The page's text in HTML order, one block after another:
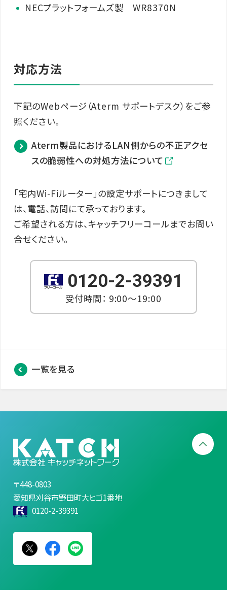
NECプラットフォームズ製 WR8370N
対応方法
下記のWebページ（Aterm サポートデスク）をご参
照ください。
Aterm製品におけるLAN側からの不正アクセ
スの脆弱性への対処方法について
「宅内Wi-Fiルーター」の設定サポートにつきまして
は、電話、訪問にて承っております。
ご希望される方は、キャッチフリーコールまでお問い
合せください。
0120-2-39391
受付時間： 9:00～19:00
一覧を見る
〒448-0803
愛知県刈谷市野田町大ヒゴ1番地
0120-2-39391